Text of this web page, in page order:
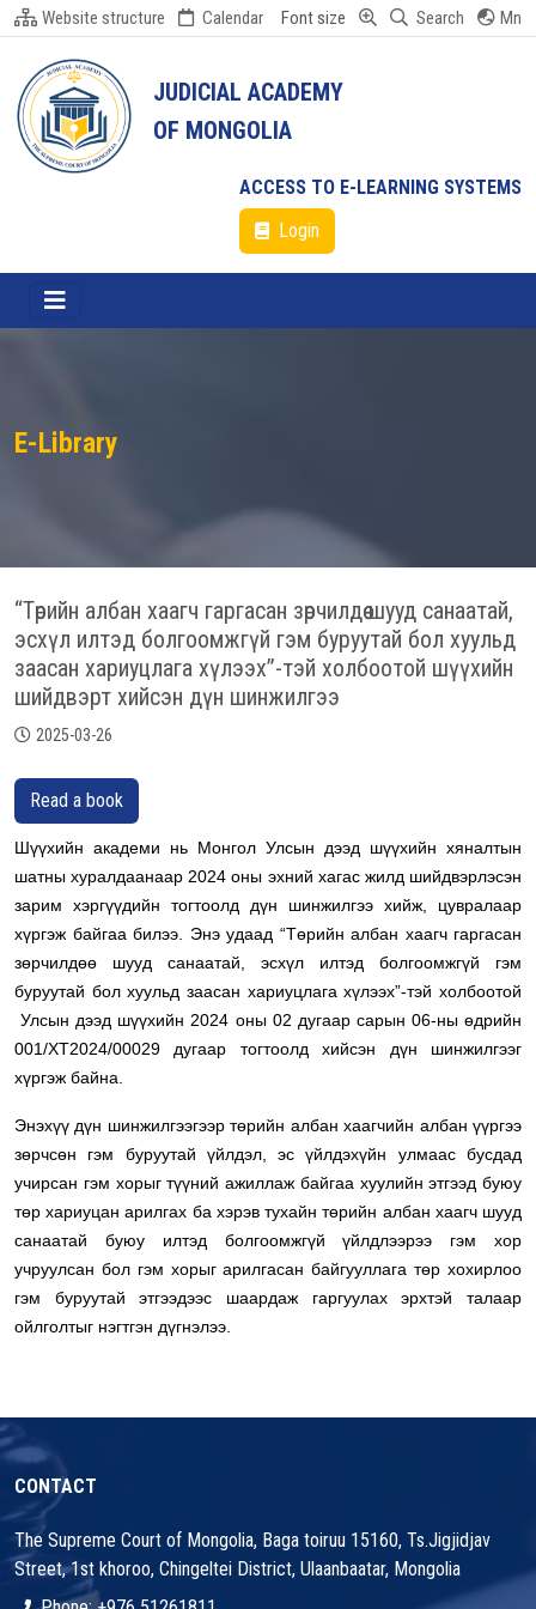
Website structure Calendar Font size Search Mn
JUDICIAL ACADEMY
OF MONGOLIA
ACCESS TO E-LEARNING SYSTEMS
Login
E-Library
“Төрийн албан хаагч гаргасан зөрчилдөө шууд санаатай,
эсхүл илтэд болгоомжгүй гэм буруутай бол хуульд
заасан хариуцлага хүлээх”-тэй холбоотой шүүхийн
шийдвэрт хийсэн дүн шинжилгээ
2025-03-26
Read a book
Шүүхийн академи нь Монгол Улсын дээд шүүхийн хяналтын
шатны хуралдаанаар 2024 оны эхний хагас жилд шийдвэрлэсэн
зарим хэргүүдийн тогтоолд дүн шинжилгээ хийж, цувралаар
хүргэж байгаа билээ. Энэ удаад “Төрийн албан хаагч гаргасан
зөрчилдөө шууд санаатай, эсхүл илтэд болгоомжгүй гэм
буруутай бол хуульд заасан хариуцлага хүлээх”-тэй холбоотой
Улсын дээд шүүхийн 2024 оны 02 дугаар сарын 06-ны өдрийн
001/ХТ2024/00029 дугаар тогтоолд хийсэн дүн шинжилгээг
хүргэж байна.
Энэхүү дүн шинжилгээгээр төрийн албан хаагчийн албан үүргээ
зөрчсөн гэм буруутай үйлдэл, эс үйлдэхүйн улмаас бусдад
учирсан гэм хорыг түүний ажиллаж байгаа хуулийн этгээд буюу
төр хариуцан арилгах ба хэрэв тухайн төрийн албан хаагч шууд
санаатай буюу илтэд болгоомжгүй үйлдлээрээ гэм хор
учруулсан бол гэм хорыг арилгасан байгууллага төр хохирлоо
гэм буруутай этгээдээс шаардаж гаргуулах эрхтэй талаар
ойлголтыг нэгтгэн дүгнэлээ.
CONTACT
The Supreme Court of Mongolia, Baga toiruu 15160, Ts.Jigjidjav
Street, 1st khoroo, Chingeltei District, Ulaanbaatar, Mongolia